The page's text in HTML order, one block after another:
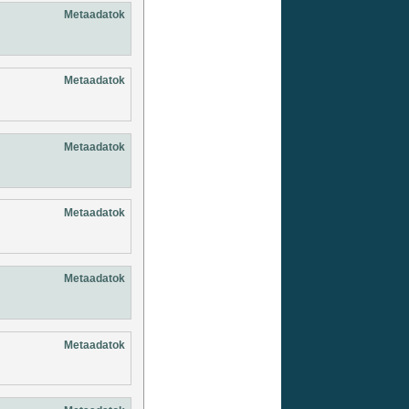
Metaadatok
Metaadatok
Metaadatok
Metaadatok
Metaadatok
Metaadatok